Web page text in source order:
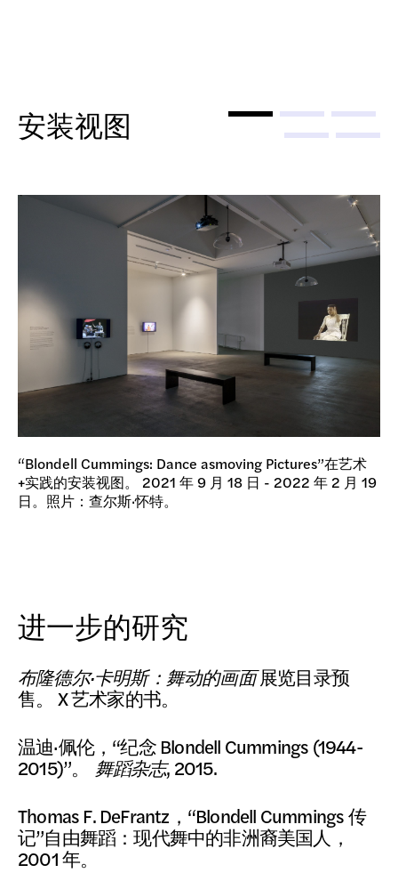
安装视图
“Blondell Cummings: Dance asmoving Pictures”在艺术
+实践的安装视图。 2021 年 9 月 18 日 - 2022 年 2 月 19
日。照片：查尔斯·怀特。
进一步的研究
布隆德尔·卡明斯：舞动的画面展览目录预
售。 X 艺术家的书。
温迪·佩伦，“纪念 Blondell Cummings (1944-
2015)”。 舞蹈杂志, 2015.
Thomas F. DeFrantz，“Blondell Cummings 传
记”自由舞蹈：现代舞中的非洲裔美国人，
2001 年。